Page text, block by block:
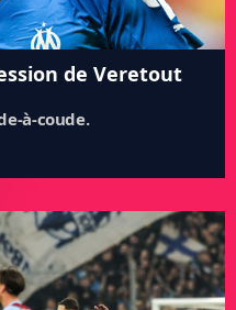
de Veretout
à-coude.